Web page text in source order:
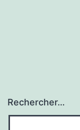
Rechercher…